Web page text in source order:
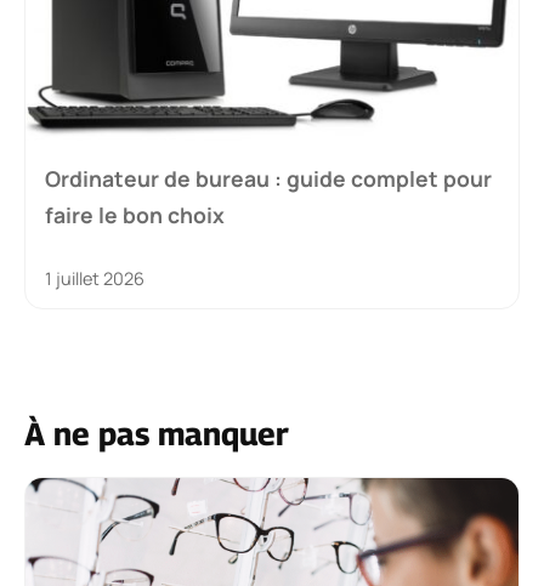
Ordinateur de bureau : guide complet pour
faire le bon choix
1 juillet 2026
À ne pas manquer